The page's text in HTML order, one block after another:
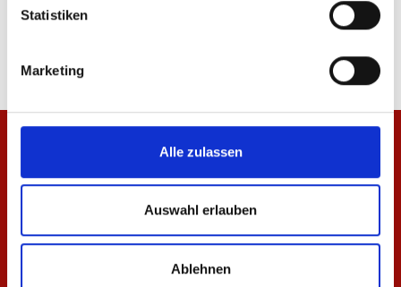
Statistiken
Marketing
Alle zulassen
Auswahl erlauben
Ablehnen